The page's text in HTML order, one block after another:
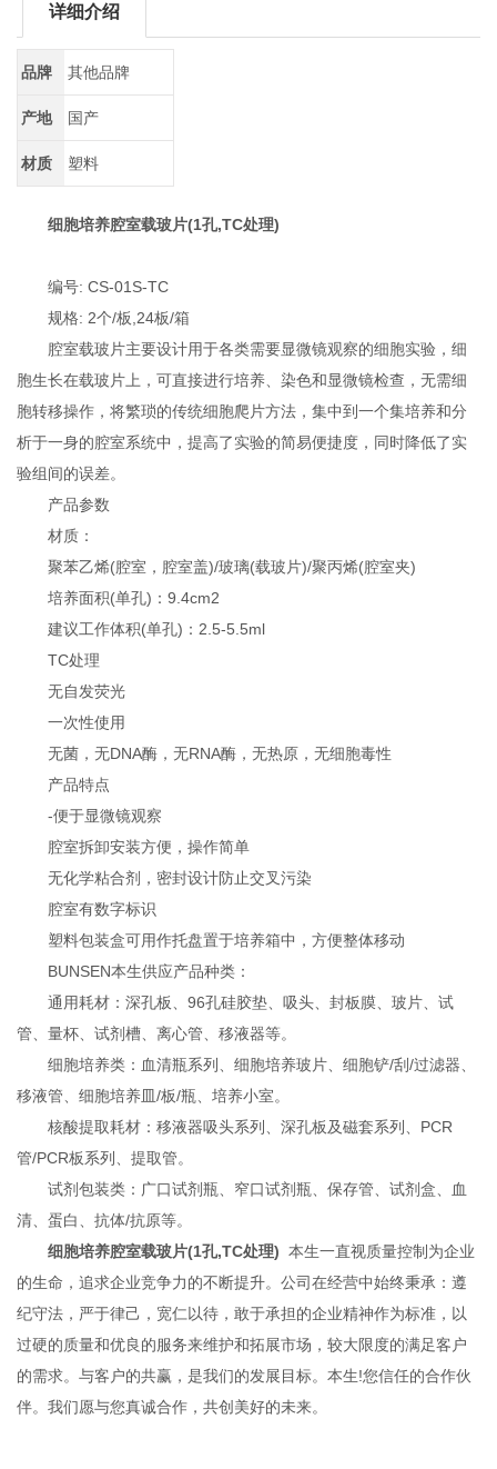
详细介绍
品牌 其他品牌
产地 国产
材质 塑料
细胞培养腔室载玻片(1孔,TC处理)
编号: CS-01S-TC
规格: 2个/板,24板/箱
腔室载玻片主要设计用于各类需要显微镜观察的细胞实验，细
胞生长在载玻片上，可直接进行培养、染色和显微镜检查，无需细
胞转移操作，将繁琐的传统细胞爬片方法，集中到一个集培养和分
析于一身的腔室系统中，提高了实验的简易便捷度，同时降低了实
验组间的误差。
产品参数
材质：
聚苯乙烯(腔室，腔室盖)/玻璃(载玻片)/聚丙烯(腔室夹)
培养面积(单孔)：9.4cm2
建议工作体积(单孔)：2.5-5.5ml
TC处理
无自发荧光
一次性使用
无菌，无DNA酶，无RNA酶，无热原，无细胞毒性
产品特点
-便于显微镜观察
腔室拆卸安装方便，操作简单
无化学粘合剂，密封设计防止交叉污染
腔室有数字标识
塑料包装盒可用作托盘置于培养箱中，方便整体移动
BUNSEN本生供应产品种类：
通用耗材：深孔板、96孔硅胶垫、吸头、封板膜、玻片、试
管、量杯、试剂槽、离心管、移液器等。
细胞培养类：血清瓶系列、细胞培养玻片、细胞铲/刮/过滤器、
移液管、细胞培养皿/板/瓶、培养小室。
核酸提取耗材：移液器吸头系列、深孔板及磁套系列、PCR
管/PCR板系列、提取管。
试剂包装类：广口试剂瓶、窄口试剂瓶、保存管、试剂盒、血
清、蛋白、抗体/抗原等。
细胞培养腔室载玻片(1孔,TC处理) 本生一直视质量控制为企业
的生命，追求企业竞争力的不断提升。公司在经营中始终秉承：遵
纪守法，严于律己，宽仁以待，敢于承担的企业精神作为标准，以
过硬的质量和优良的服务来维护和拓展市场，较大限度的满足客户
的需求。与客户的共赢，是我们的发展目标。本生!您信任的合作伙
伴。我们愿与您真诚合作，共创美好的未来。